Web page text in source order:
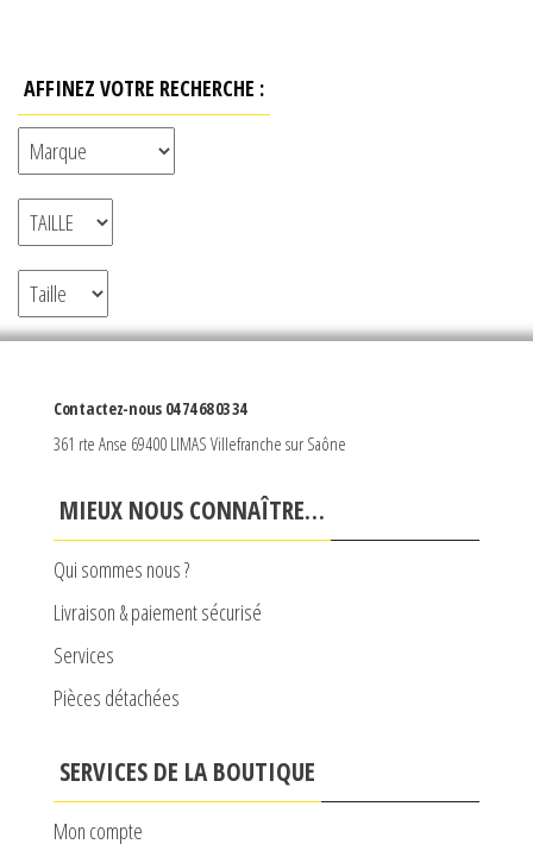
AFFINEZ VOTRE RECHERCHE :
Contactez-nous 04 74 68 03 34
361 rte Anse 69400 LIMAS Villefranche sur Saône
MIEUX NOUS CONNAÎTRE…
Qui sommes nous ?
Livraison & paiement sécurisé
Services
Pièces détachées
SERVICES DE LA BOUTIQUE
Mon compte